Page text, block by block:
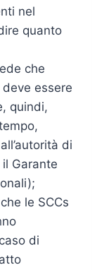
nel
quanto
che
essere
quindi,
di
Garante
le SCCs
di